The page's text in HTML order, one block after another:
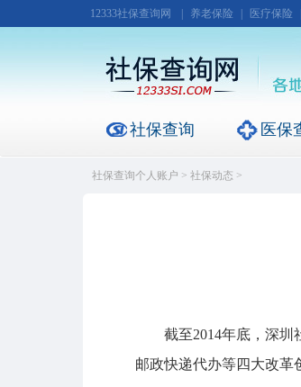
12333社保查询网 养老保险 医疗保险
社保查询 医保
社保查询个人账户 > 社保动态 >
截至2014年底，深圳社
邮政快递代办等四大改革